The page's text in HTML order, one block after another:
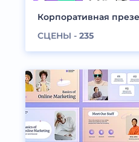
Корпоративная
СЦЕНЫ - 235